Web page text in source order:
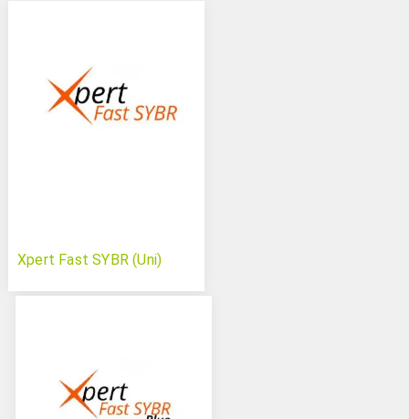
Xpert Fast SYBR (Uni)